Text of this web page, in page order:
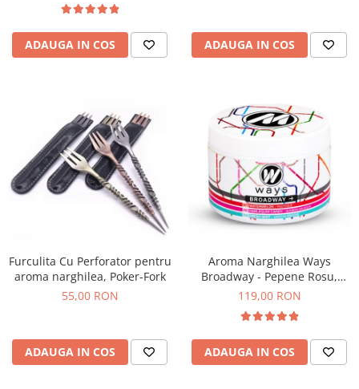
ADAUGA IN COS ADAUGA IN COS
Furculita Cu Perforator pentru
aroma narghilea, Poker-Fork
55,00 RON
ADAUGA IN COS
Aroma Narghilea Ways
Broadway - Pepene Rosu,
Bomboane, Menta, 200g
119,00 RON
ADAUGA IN COS